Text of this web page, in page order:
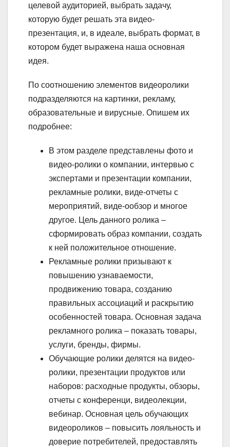
целевой аудиторией, выбрать задачу,
которую будет решать эта видео-
презентация, и, в идеале, выбрать формат, в
котором будет выражена наша основная
идея.
По соотношению элементов видеоролики
подразделяются на картинки, рекламу,
образовательные и вирусные. Опишем их
подробнее:
В этом разделе представлены фото и
видео-ролики о компании, интервью с
экспертами и презентации компании,
рекламные ролики, виде-отчеты с
мероприятий, виде-ообзор и многое
другое. Цель данного ролика –
сформировать образ компании, создать
к ней положительное отношение.
Рекламные ролики призывают к
повышению узнаваемости,
продвижению товара, созданию
правильных ассоциаций и раскрытию
особенностей товара. Основная задача
рекламного ролика – показать товары,
услуги, бренды, фирмы.
Обучающие ролики делятся на видео-
ролики, презентации продуктов или
наборов: расходные продукты, обзоры,
отчеты с конференци, видеолекции,
вебинар. Основная цель обучающих
видеороликов – повысить лояльность и
доверие потребителей, предоставлять